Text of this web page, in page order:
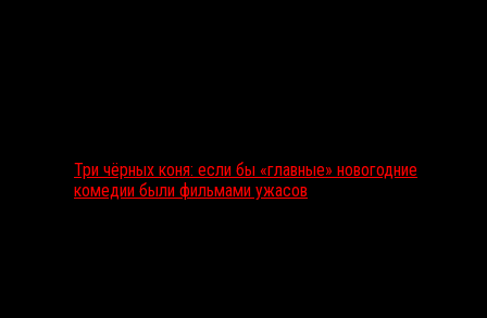
Три чёрных коня: если бы «главные» новогодние
комедии были фильмами ужасов